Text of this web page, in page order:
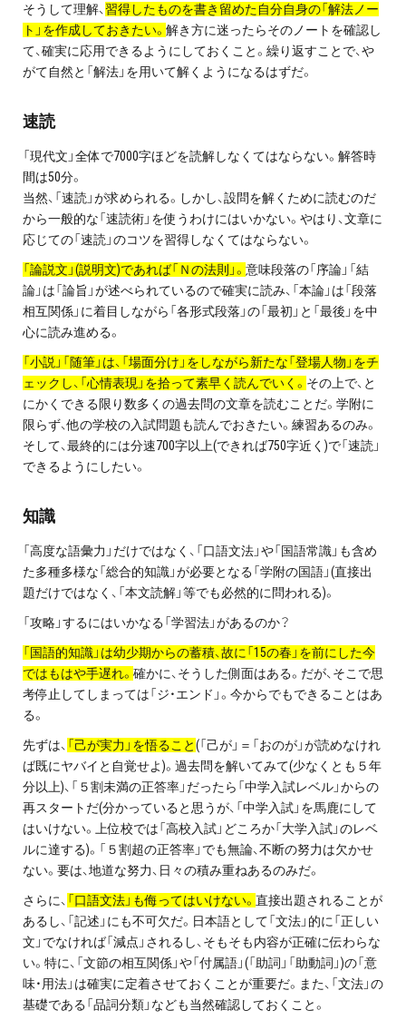
プロ教師が届ける
公式LINE＠
無料体験授業とは
そうして理解、 習得したものを書き留めた自分自身の「解法ノー
ト」を作成しておきたい。 解き方に迷ったらそのノートを確認し
て、確実に応用できるようにしておくこと。繰り返すことで、や
がて自然と「解法」を用いて解くようになるはずだ。
速読
「現代文」全体で7000字ほどを読解しなくてはならない。解答時
間は50分。
当然、「速読」が求められる。しかし、設問を解くために読むのだ
から一般的な「速読術」を使うわけにはいかない。やはり、文章に
応じての「速読」のコツを習得しなくてはならない。
「論説文」(説明文)であれば「Ｎの法則」。 意味段落の「序論」「結
論」は「論旨」が述べられているので確実に読み、「本論」は「段落
相互関係」に着目しながら「各形式段落」の「最初」と「最後」を中
心に読み進める。
「小説」「随筆」は、「場面分け」をしながら新たな「登場人物」をチ
ェックし、「心情表現」を拾って素早く読んでいく。 その上で、と
にかくできる限り数多くの過去問の文章を読むことだ。学附に
限らず、他の学校の入試問題も読んでおきたい。練習あるのみ。
そして、最終的には分速700字以上(できれば750字近く)で「速読」
できるようにしたい。
知識
「高度な語彙力」だけではなく、「口語文法」や「国語常識」も含め
た多種多様な「総合的知識」が必要となる「学附の国語」(直接出
題だけではなく、「本文読解」等でも必然的に問われる)。
「攻略」するにはいかなる「学習法」があるのか？
「国語的知識」は幼少期からの蓄積、故に「15の春」を前にした今
ではもはや手遅れ。 確かに、そうした側面はある。だが、そこで思
考停止してしまっては「ジ・エンド」。今からでもできることはあ
る。
先ずは、 「己が実力」を悟ること(「己が」＝「おのが」が読めなけれ
ば既にヤバイと自覚せよ)。過去問を解いてみて(少なくとも５年
分以上)、「５割未満の正答率」だったら「中学入試レベル」からの
再スタートだ(分かっていると思うが、「中学入試」を馬鹿にして
はいけない。上位校では「高校入試」どころか「大学入試」のレベ
ルに達する)。「５割超の正答率」でも無論、不断の努力は欠かせ
ない。要は、地道な努力、日々の積み重ねあるのみだ。
さらに、 「口語文法」も侮ってはいけない。 直接出題されることが
あるし、「記述」にも不可欠だ。日本語として「文法」的に「正しい
文」でなければ「減点」されるし、そもそも内容が正確に伝わらな
い。特に、「文節の相互関係」や「付属語」(「助詞」「助動詞」)の「意
味・用法」は確実に定着させておくことが重要だ。また、「文法」の
基礎である「品詞分類」なども当然確認しておくこと。